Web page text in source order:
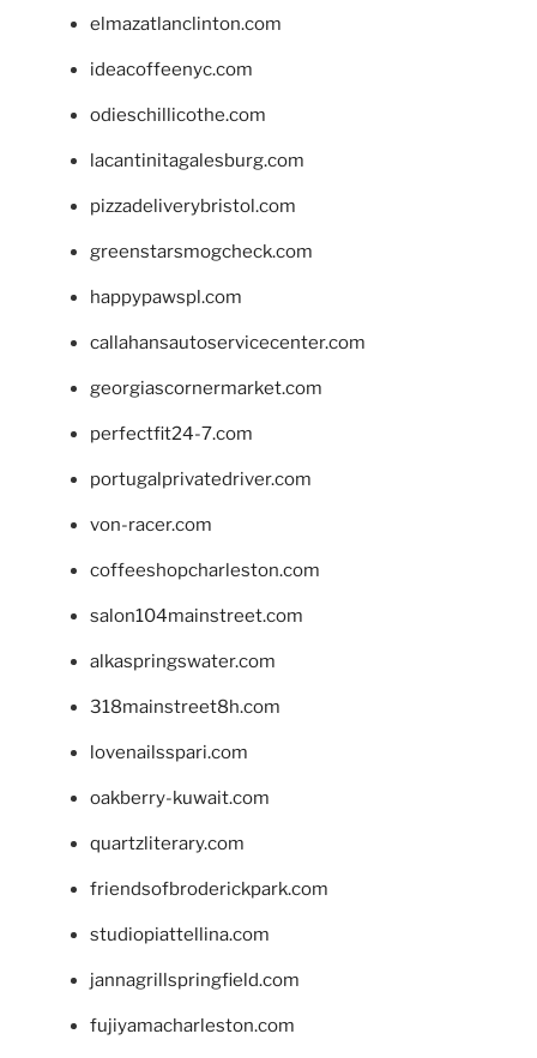
elmazatlanclinton.com
ideacoffeenyc.com
odieschillicothe.com
lacantinitagalesburg.com
pizzadeliverybristol.com
greenstarsmogcheck.com
happypawspl.com
callahansautoservicecenter.com
georgiascornermarket.com
perfectfit24-7.com
portugalprivatedriver.com
von-racer.com
coffeeshopcharleston.com
salon104mainstreet.com
alkaspringswater.com
318mainstreet8h.com
lovenailsspari.com
oakberry-kuwait.com
quartzliterary.com
friendsofbroderickpark.com
studiopiattellina.com
jannagrillspringfield.com
fujiyamacharleston.com